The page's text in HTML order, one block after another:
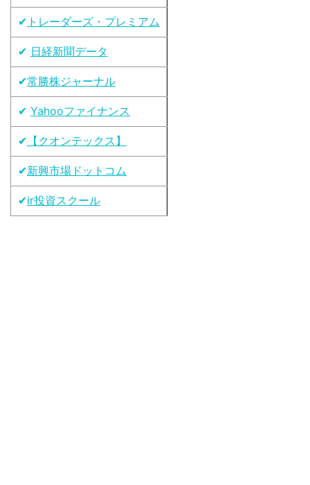
✔ トレーダーズ・プレミアム
✔ 日経新聞データ
✔常勝株ジャーナル
✔ Yahooファイナンス
✔ 【クオンテックス】
✔新興市場ドットコム
✔ir投資スクール